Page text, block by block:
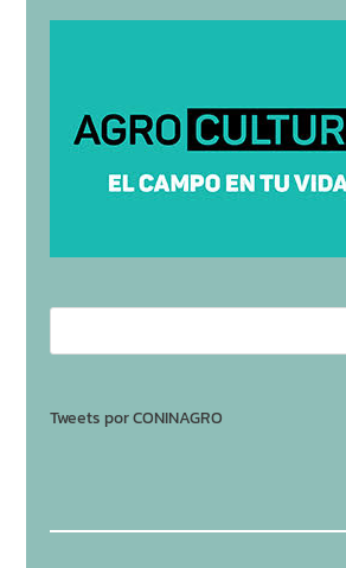
Tweets por CONINAGRO